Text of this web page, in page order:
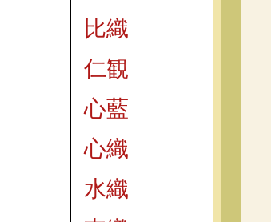
比織
仁観
心藍
心織
水織